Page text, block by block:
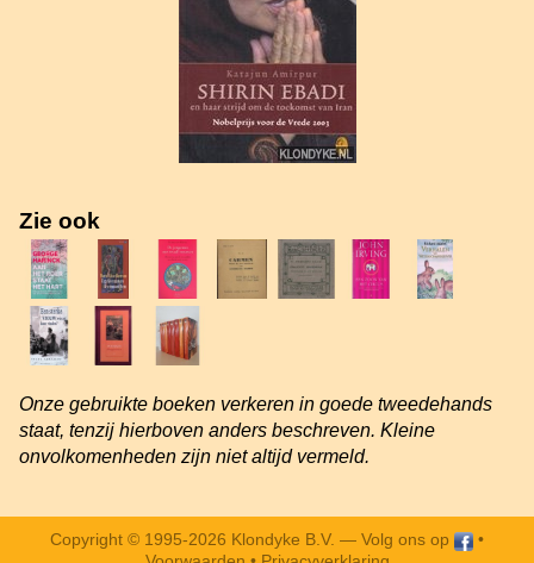
Zie ook
Onze gebruikte boeken verkeren in goede tweedehands
staat, tenzij hierboven anders beschreven. Kleine
onvolkomenheden zijn niet altijd vermeld.
Copyright © 1995-2026 Klondyke B.V. — Volg ons op
•